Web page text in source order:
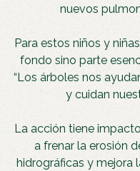
nuevos
Para estos niños y
fondo sino parte
“Los árboles nos
y cuidan
La acción tiene
a frenar la erosión
hidrográficas y mejora